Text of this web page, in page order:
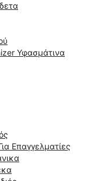
Υφασμάτινα
Επαγγελματίες